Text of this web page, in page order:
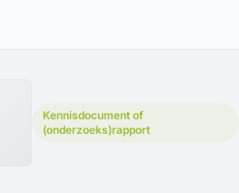
Kennisdocument of
(onderzoeks)rapport